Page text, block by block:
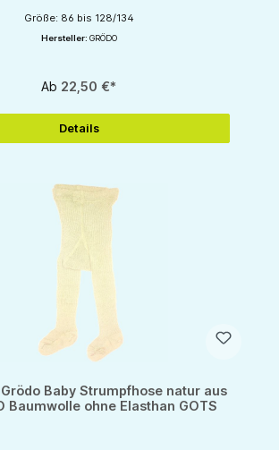
Größe: 86 bis 128/134
Hersteller: GRÖDO
Ab 22,50 €*
Details
Baby Strumpfhose natur aus
Baumwolle ohne Elasthan GOTS